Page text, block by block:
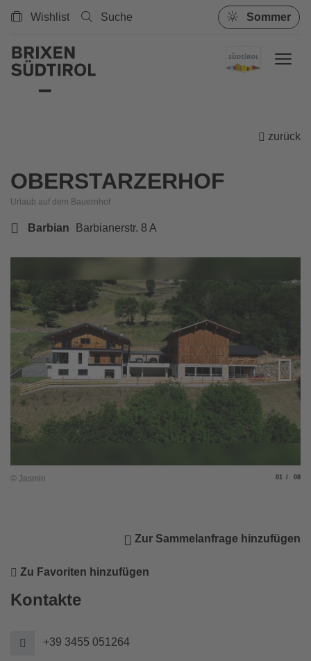
Wishlist Suche Sommer
zurück
OBERSTARZERHOF
Urlaub auf dem Bauernhof
Barbian Barbianerstr. 8 A
© Jasmin Slide
01 von
08
Zur Sammelanfrage hinzufügen
Zu Favoriten hinzufügen
Kontakte
+39 3455 051264